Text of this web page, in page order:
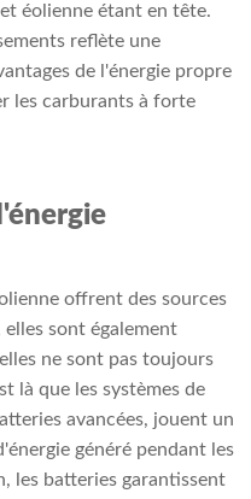
éolienne étant en tête.
reflète une
de l'énergie propre
les carburants à forte
offrent des sources
sont également
ne sont pas toujours
là que les systèmes de
avancées, jouent un
généré pendant les
les batteries garantissent